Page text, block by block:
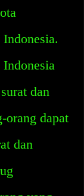
dan
orang dapat
dan